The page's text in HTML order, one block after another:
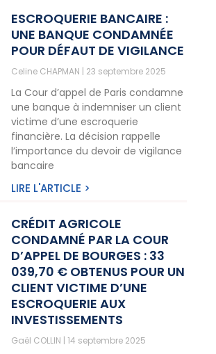
ESCROQUERIE BANCAIRE :
UNE BANQUE CONDAMNÉE
POUR DÉFAUT DE VIGILANCE
Celine CHAPMAN 23 septembre 2025
La Cour d’appel de Paris condamne
une banque à indemniser un client
victime d’une escroquerie
financière. La décision rappelle
l’importance du devoir de vigilance
bancaire
LIRE L'ARTICLE >
CRÉDIT AGRICOLE
CONDAMNÉ PAR LA COUR
D’APPEL DE BOURGES : 33
039,70 € OBTENUS POUR UN
CLIENT VICTIME D’UNE
ESCROQUERIE AUX
INVESTISSEMENTS
Gaël COLLIN 14 septembre 2025